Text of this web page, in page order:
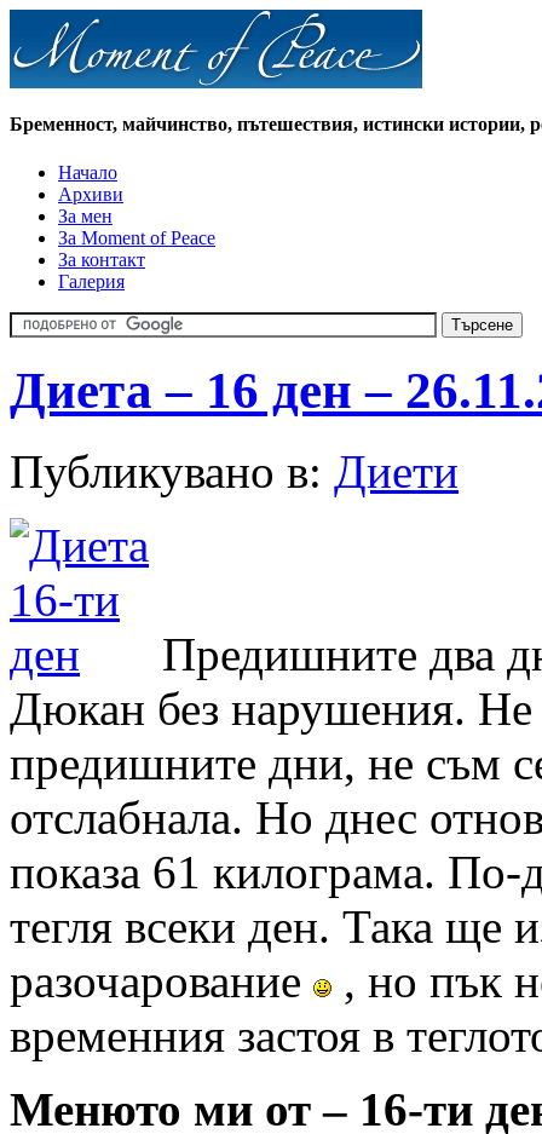
Бременност, майчинство, пътешествия, истински истории,
Начало
Архиви
За мен
За Moment of Peace
За контакт
Галерия
Диета – 16 ден –
Публикувано в: Диети
Предишните два
Дюкан без нарушения.
предишните дни, не съм
отслабнала. Но днес
показа 61 килограма. По-
тегля всеки ден. Така ще
разочарование
, но пък
временния застоя в
Менюто ми от – 16-ти